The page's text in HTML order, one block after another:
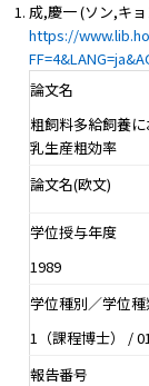
成,慶一 (ソン,キ
https://
論文名
粗飼料多給飼養
乳生産粗効率
論文名(欧文)
学位授与年度
1989
学位種別／学位
1（課程博士） /
報告番号